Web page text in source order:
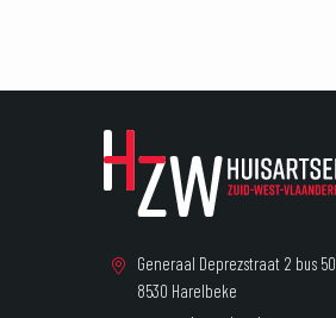
Generaal Deprezstraat 2 bus 50
8530 Harelbeke